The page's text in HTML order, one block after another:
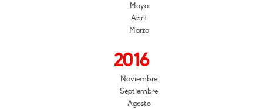
Mayo
Abril
Marzo
2016
Noviembre
Septiembre
Agosto